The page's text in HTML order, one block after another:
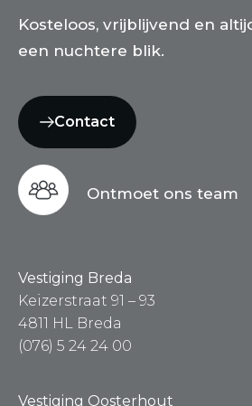
Kosteloos, vrijblijvend en
een nuchtere blik.
Contact
Ontmoet ons team
Vestiging Breda
Keizerstraat 91 – 93
4811 HL Breda
(076) 5 24 24 00
Vestiging Oosterhout